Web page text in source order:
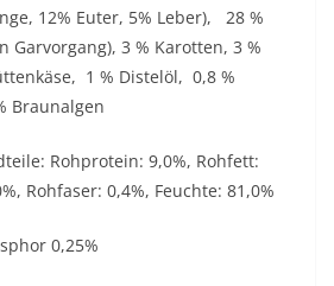
12% Euter, 5% Leber), 28 %
Garvorgang), 3 % Karotten, 3 %
1 % Distelöl, 0,8 %
Braunalgen
Rohprotein: 9,0%, Rohfett:
Rohfaser: 0,4%, Feuchte: 81,0%
0,25%